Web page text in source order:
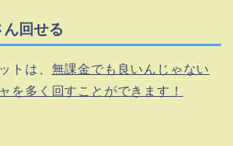
ん回せる
トは、 無課金でも良いんじゃない
を多く回すことができます！